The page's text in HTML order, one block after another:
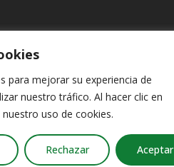
para mejorar su experiencia de
nuestro tráfico. Al hacer clic en
uso de cookies.
Rechazar Aceptar